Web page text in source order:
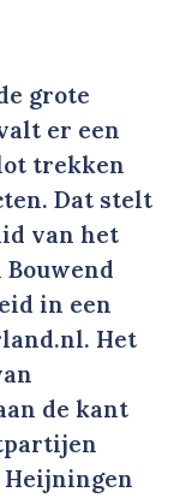
grote
er een
trekken
Dat stelt
van het
Bouwend
in een
Het
de kant
Heijningen